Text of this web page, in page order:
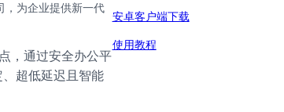
，为企业提供新一代
，通过安全办公平
超低延迟且智能
安卓客户端下载
使用教程